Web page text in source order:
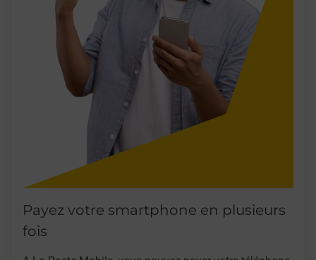
Payez votre smartphone en plusieurs
fois